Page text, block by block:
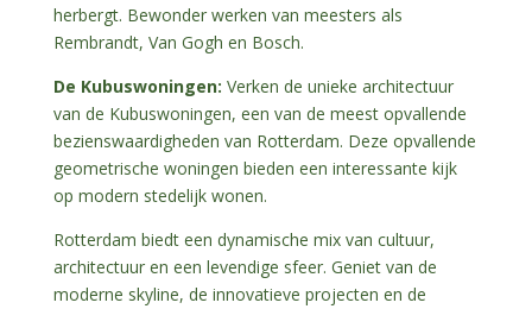
herbergt. Bewonder werken van meesters als
Rembrandt, Van Gogh en Bosch.
De Kubuswoningen: Verken de unieke architectuur
van de Kubuswoningen, een van de meest opvallende
bezienswaardigheden van Rotterdam. Deze opvallende
geometrische woningen bieden een interessante kijk
op modern stedelijk wonen.
Rotterdam biedt een dynamische mix van cultuur,
architectuur en een levendige sfeer. Geniet van de
moderne skyline, de innovatieve projecten en de